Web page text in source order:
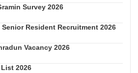
Survey 2026
Senior Resident Recruitment 2026
Vacancy 2026
List 2026